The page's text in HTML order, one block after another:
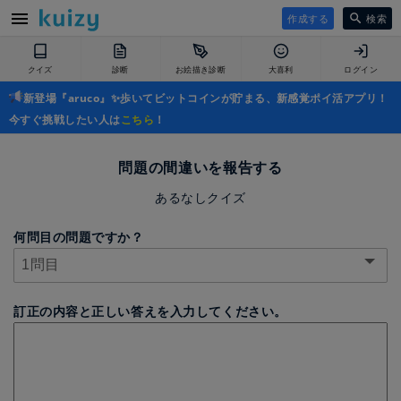
作成する 検索
クイズ 診断 お絵描き診断 大喜利 ログイン
新登場『aruco』✨歩いてビットコインが貯まる、新感覚ポイ活アプリ！
今すぐ挑戦したい人はこちら ！
問題の間違いを報告する
あるなしクイズ
何問目の問題ですか？
訂正の内容と正しい答えを入力してください。